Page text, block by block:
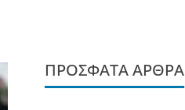
ΠΡΌΣΦΑΤΑ ΆΡΘΡΑ